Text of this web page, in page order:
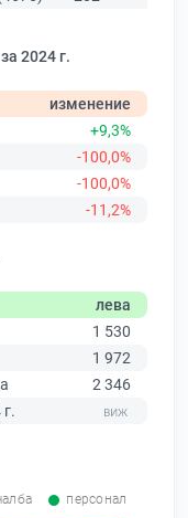
2024 г.
изменение
+9,3%
-100,0%
-100,0%
-11,2%
лева
1 530
1 972
2 346
персонал